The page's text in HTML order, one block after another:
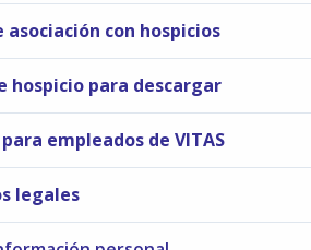
con hospicios
hospicio para descargar
empleados de VITAS
legales